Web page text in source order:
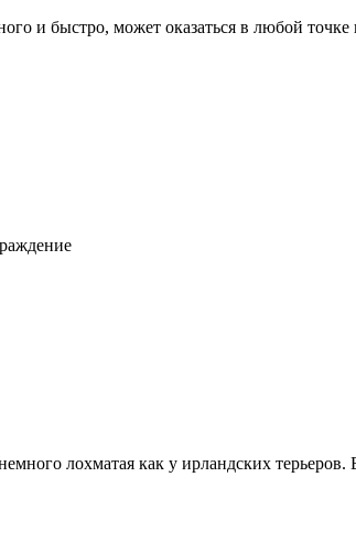
и быстро, может оказаться в любой
лохматая как у ирландских